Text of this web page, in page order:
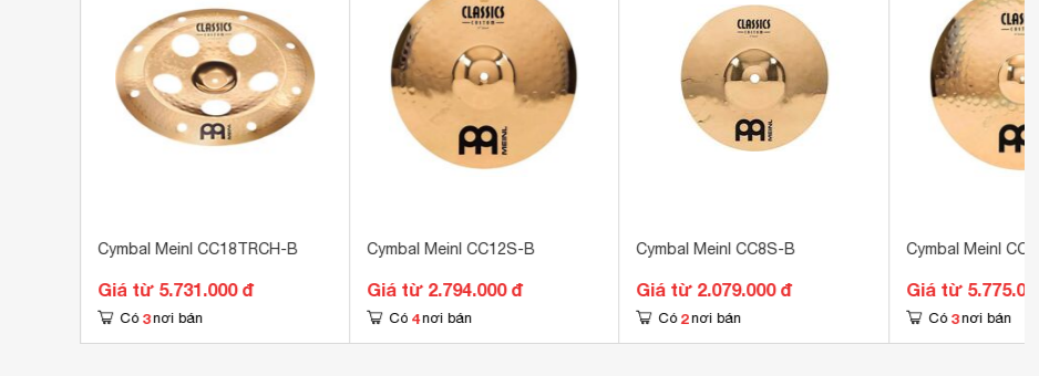
Cymbal Meinl CC18TRCH-B
Giá từ 5.731.000 đ
Có 3 nơi bán
Cymbal Meinl CC12S-B
Giá từ 2.794.000 đ
Có 4 nơi bán
Cymbal Meinl CC8S-B
Giá từ 2.079.000 đ
Có 2 nơi bán
Cymbal Meinl
Giá từ
Có 3 nơi bán